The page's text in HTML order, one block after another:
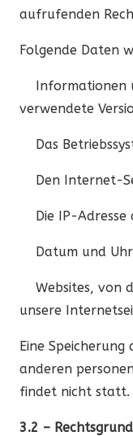
aufrufenden
Folgende Daten
Informationen
verwendete
Das
Den Internet-
Die IP-Adresse
Datum und
Websites, von
unsere
Eine Speicherung
anderen
findet nicht statt.
3.2 –